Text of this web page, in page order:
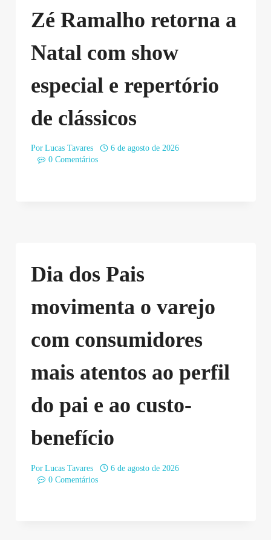
Zé Ramalho retorna a
Natal com show
especial e repertório
de clássicos
Por Lucas Tavares
6 de agosto de 2026
0 Comentários
Dia dos Pais
movimenta o varejo
com consumidores
mais atentos ao perfil
do pai e ao custo-
benefício
Por Lucas Tavares
6 de agosto de 2026
0 Comentários